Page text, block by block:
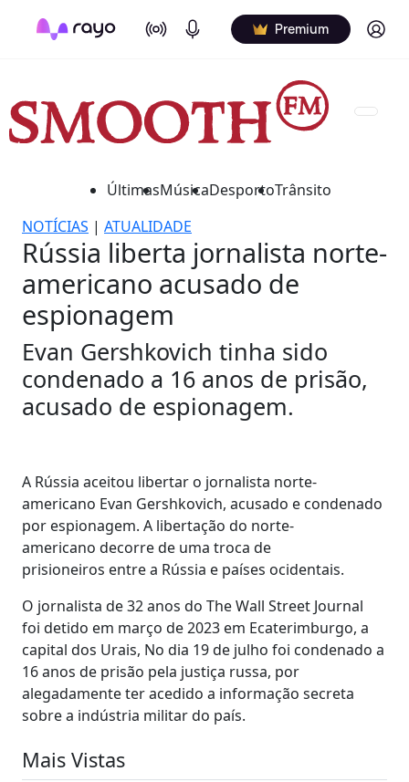
On Air Podcasts Premium Log in
ÚltimasMúsicaDesportoTrânsito
NOTÍCIAS | ATUALIDADE
Rússia liberta jornalista norte-
americano acusado de
espionagem
Evan Gershkovich tinha sido
condenado a 16 anos de prisão,
acusado de espionagem.
A Rússia aceitou libertar o jornalista norte-
americano Evan Gershkovich, acusado e condenado
por espionagem. A libertação do norte-
americano decorre de uma troca de
prisioneiros entre a Rússia e países ocidentais.
O jornalista de 32 anos do The Wall Street Journal
foi detido em março de 2023 em Ecaterimburgo, a
capital dos Urais, No dia 19 de julho foi condenado a
16 anos de prisão pela justiça russa, por
alegadamente ter acedido a informação secreta
sobre a indústria militar do país.
Mais Vistas